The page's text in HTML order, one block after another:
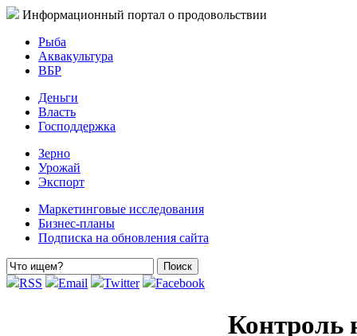
Информационный портал о продовольствии
Рыба
Аквакультура
ВБР
Деньги
Власть
Господдержка
Зерно
Урожай
Экспорт
Маркетинговые исследования
Бизнес-планы
Подписка на обновления сайта
RSS Email Twitter Facebook
Контроль